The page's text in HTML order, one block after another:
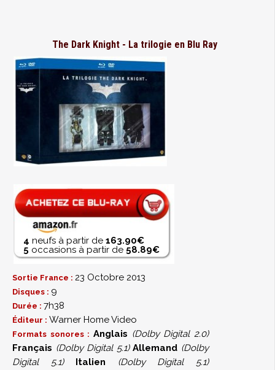
The Dark Knight - La trilogie en Blu Ray
4 neufs à partir de 163.90€
5 occasions à partir de 58.89€
Sortie France : 23 Octobre 2013
Disques : 9
Durée : 7h38
Éditeur : Warner Home Video
Formats sonores : Anglais (Dolby Digital 2.0)
Français (Dolby Digital 5.1) Allemand (Dolby
Digital 5.1)
Italien
(Dolby Digital 5.1)